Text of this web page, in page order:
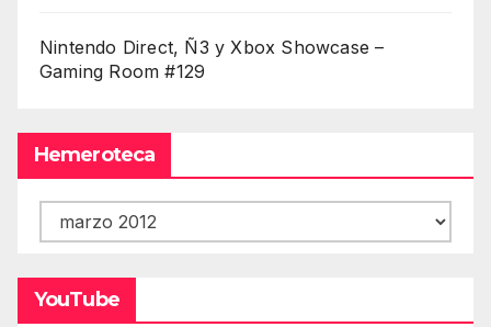
Nintendo Direct, Ñ3 y Xbox Showcase –
Gaming Room #129
Hemeroteca
Hemeroteca
YouTube